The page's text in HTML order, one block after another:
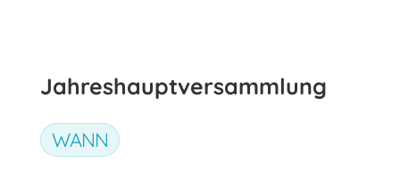
Jahreshauptversammlung
WANN